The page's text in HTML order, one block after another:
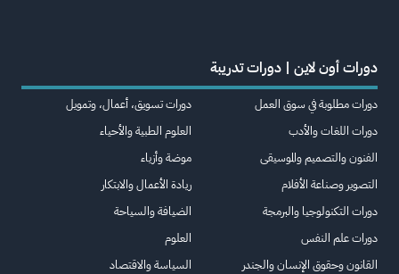
دورات أون لاين | دورات تدريبة
دورات مطلوبة في سوق العمل
دورات اللغات والأدب
الفنون والتصميم والموسيقى
التصوير وصناعة الأفلام
دورات التكنولوجيا والبرمجة
دورات علم النفس
القانون وحقوق الإنسان والجندر
دورات تسويق، أعمال، وتمويل
العلوم الطبية والأحياء
موضة وأزياء
ريادة الأعمال والابتكار
الضيافة والسياحة
العلوم
السياسة والاقتصاد